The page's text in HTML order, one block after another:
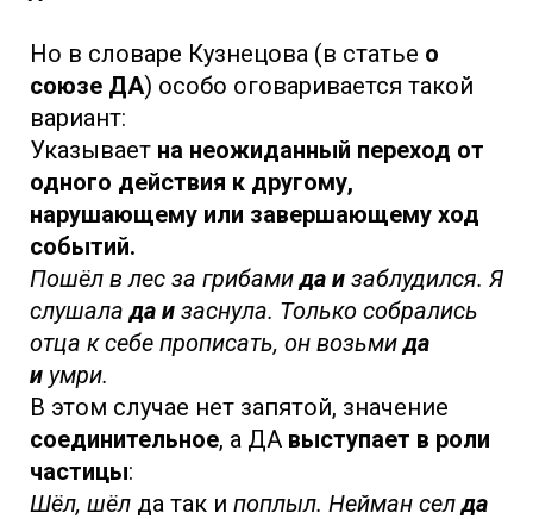
Но в словаре Кузнецова (в статье о
союзе ДА) особо оговаривается такой
вариант:
Указывает на неожиданный переход от
одного действия к другому,
нарушающему или завершающему ход
событий.
Пошёл в лес за грибамида и заблудился. Я
слушалада и заснула. Только собрались
отца к себе прописать, он возьмида
и умри.
В этом случае нет запятой, значение
соединительное, а ДА выступает в роли
частицы:
Шёл, шёл да так и поплыл. Нейман селда